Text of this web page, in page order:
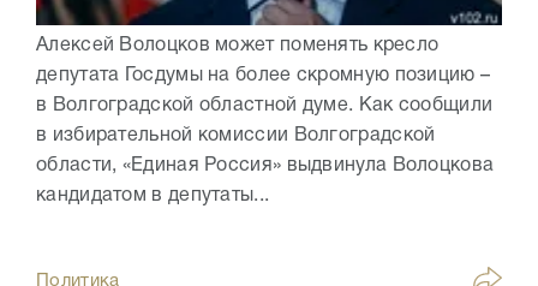
Алексей Волоцков может поменять кресло
депутата Госдумы на более скромную позицию –
в Волгоградской областной думе. Как сообщили
в избирательной комиссии Волгоградской
области, «Единая Россия» выдвинула Волоцкова
кандидатом в депутаты...
Политика